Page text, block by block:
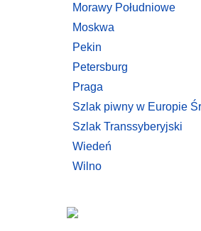
Morawy Południowe
Moskwa
Pekin
Petersburg
Praga
Szlak piwny w Europie
Szlak Transsyberyjski
Wiedeń
Wilno